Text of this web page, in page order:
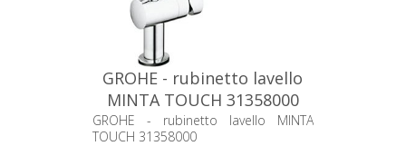
GROHE - rubinetto lavello
MINTA TOUCH 31358000
GROHE - rubinetto lavello MINTA
TOUCH 31358000